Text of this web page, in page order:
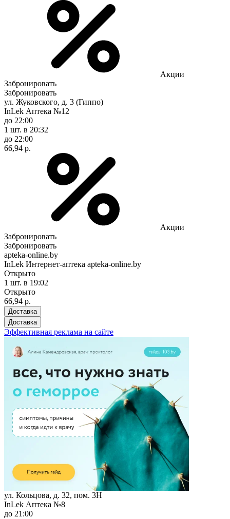
Акции
Забронировать
Забронировать
ул. Жуковского, д. 3 (Гиппо)
InLek Аптека №12
до 22:00
1 шт. в 20:32
до 22:00
66,94 р.
Акции
Забронировать
Забронировать
apteka-online.by
InLek Интернет-аптека apteka-online.by
Открыто
1 шт. в 19:02
Открыто
66,94 р.
Доставка
Доставка
Эффективная реклама на сайте
ул. Кольцова, д. 32, пом. 3Н
InLek Аптека №8
до 21:00